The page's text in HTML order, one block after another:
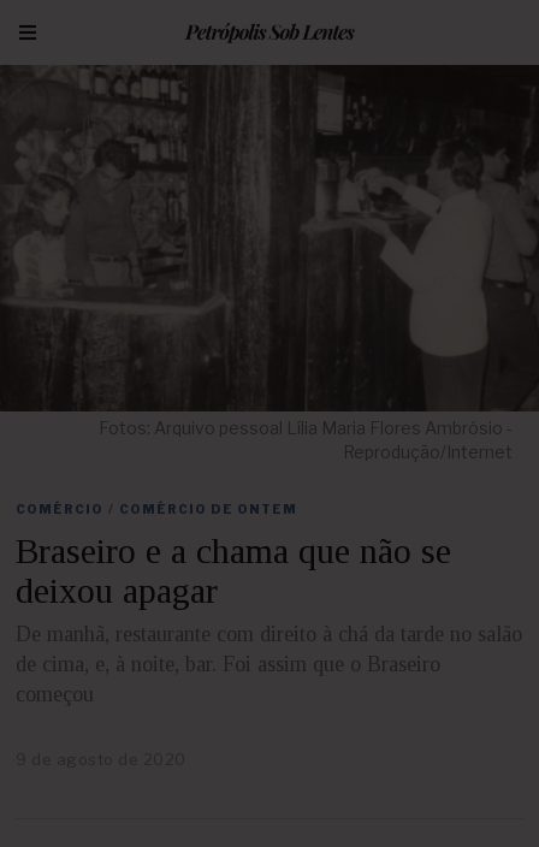
Fotos: Arquivo pessoal Lília Maria Flores Ambrósio -
Reprodução/Internet
COMÉRCIO / COMÉRCIO DE ONTEM
Braseiro e a chama que não se
deixou apagar
De manhã, restaurante com direito à chá da tarde no salão
de cima, e, à noite, bar. Foi assim que o Braseiro
começou